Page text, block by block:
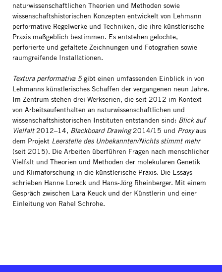
naturwissenschaftlichen Theorien und Methoden sowie
wissenschaftshistorischen Konzepten entwickelt von Lehmann
performative Regelwerke und Techniken, die ihre künstlerische
Praxis maßgeblich bestimmen. Es entstehen gelochte,
perforierte und gefaltete Zeichnungen und Fotografien sowie
raumgreifende Installationen.
Textura performativa 5gibt einen umfassenden Einblick in von
Lehmanns künstlerisches Schaffen der vergangenen neun Jahre.
Im Zentrum stehen drei Werkserien, die seit 2012 im Kontext
von Arbeitsaufenthalten an naturwissenschaftlichen und
wissenschaftshistorischen Instituten entstanden sind: Blick auf
Vielfalt2012–14, Blackboard Drawing2014/15 und Proxyaus
dem Projekt Leerstelle des Unbekannten/Nichts stimmt mehr
(seit 2015). Die Arbeiten überführen Fragen nach menschlicher
Vielfalt und Theorien und Methoden der molekularen Genetik
und Klimaforschung in die künstlerische Praxis. Die Essays
schrieben Hanne Loreck und Hans-Jörg Rheinberger. Mit einem
Gespräch zwischen Lara Keuck und der Künstlerin und einer
Einleitung von Rahel Schrohe.